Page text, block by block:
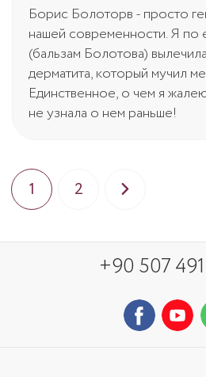
Борис Болоторв - просто
нашей современности. Я по
(бальзам Болотова)
дерматита, который мучил
Единственное, о чем я
не узнала о нем раньше!
1 2
+90 507